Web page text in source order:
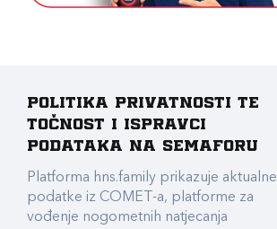
Politika privatnosti te
točnost i ispravci
podataka na Semaforu
Platforma hns.family prikazuje aktualne
podatke iz COMET-a, platforme za
vođenje nogometnih natjecanja